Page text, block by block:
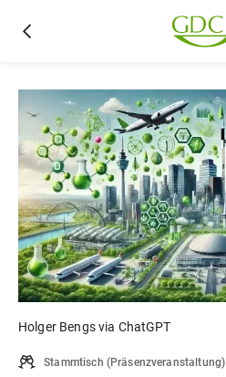
Holger Bengs via ChatGPT
Stammtisch (Präsenzveranstaltung)